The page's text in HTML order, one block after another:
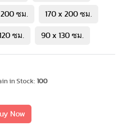
ซม. 170 x 200 ซม.
ซม. 90 x 130 ซม.
in Stock: 100
Now